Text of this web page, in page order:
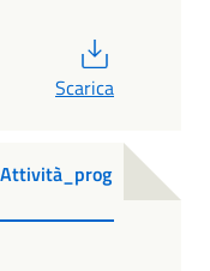
Scarica